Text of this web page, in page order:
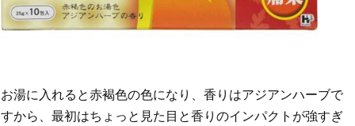
お湯に入れると赤褐色の色になり、香りはアジアンハーブで
すから、最初はちょっと見た目と香りのインパクトが強すぎ